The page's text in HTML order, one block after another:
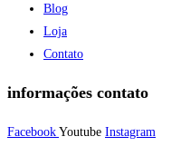
Blog
Loja
Contato
informações contato
Facebook Youtube Instagram